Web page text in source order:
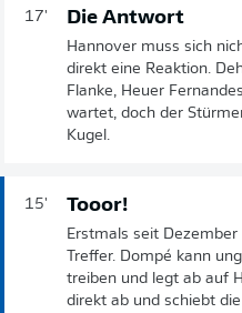
17' Die Antwort
Hannover muss sich
direkt eine Reaktion.
Flanke, Heuer
wartet, doch der
Kugel.
15' Tooor!
Erstmals seit
Treffer. Dompé kann
treiben und legt ab auf
direkt ab und schiebt